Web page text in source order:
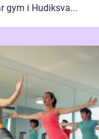
gym i Hudiksva...